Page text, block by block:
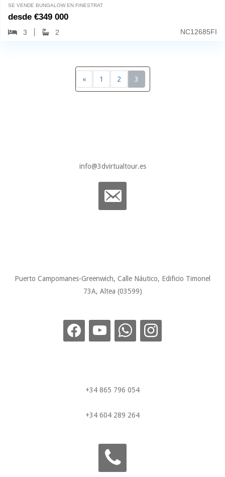
SE VENDE BUNGALOW EN FINESTRAT
desde €349 000
3 2 NC12685FI
« 1 2 3
info@3dvirtualtour.es
Puerto Campomanes-Greenwich, Calle Náutico, Edificio Timonel
73A, Altea (03599)
+34 865 796 054
+34 604 289 264